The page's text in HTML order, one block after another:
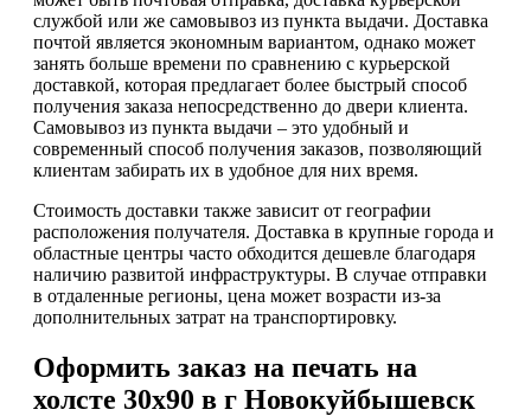
службой или же самовывоз из пункта выдачи. Доставка
почтой является экономным вариантом, однако может
занять больше времени по сравнению с курьерской
доставкой, которая предлагает более быстрый способ
получения заказа непосредственно до двери клиента.
Самовывоз из пункта выдачи – это удобный и
современный способ получения заказов, позволяющий
клиентам забирать их в удобное для них время.
Стоимость доставки также зависит от географии
расположения получателя. Доставка в крупные города и
областные центры часто обходится дешевле благодаря
наличию развитой инфраструктуры. В случае отправки
в отдаленные регионы, цена может возрасти из-за
дополнительных затрат на транспортировку.
Оформить заказ на печать на
холсте 30х90 в г Новокуйбышевск